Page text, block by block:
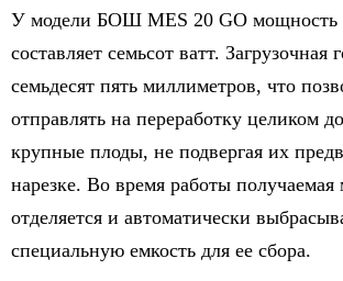
У модели БОШ MES 20 GO мощность
составляет семьсот ватт. Загрузочная
семьдесят пять миллиметров, что
отправлять на переработку целиком
крупные плоды, не подвергая их
нарезке. Во время работы получаемая
отделяется и автоматически
специальную емкость для ее сбора.